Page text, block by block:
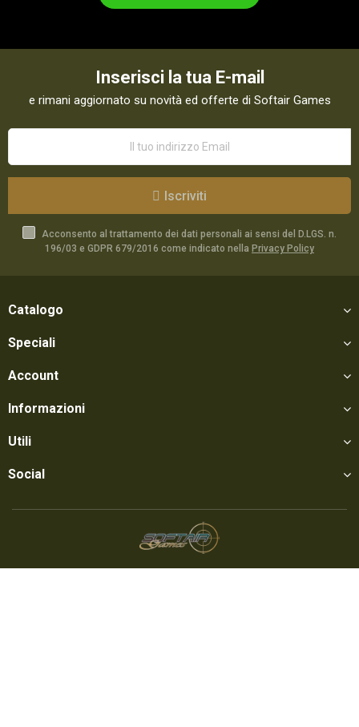
Inserisci la tua E-mail
e rimani aggiornato su novità ed offerte di Softair Games
Iscriviti
Acconsento al trattamento dei dati personali ai sensi del D.LGS. n.
196/03 e GDPR 679/2016 come indicato nella Privacy Policy
Catalogo
Speciali
Account
Informazioni
Utili
Social